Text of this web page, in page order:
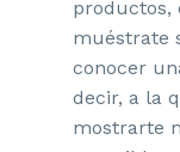
productos,
muéstrate
conocer
decir, a la
mostrarte